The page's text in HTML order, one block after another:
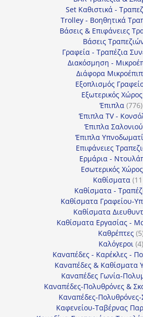
Set Καθιστικά -
Trolley - Βοηθητικά
Βάσεις & Επιφάνειες
Βάσεις
Γραφεία - Τραπέζια
Διακόσμηση -
Διάφορα
Εξοπλισμός
Εξωτερικός Χώρος
Έπιπλα 776
Έπιπλα TV -
Έπιπλα Σαλονιού
Έπιπλα
Επιφάνειες
Ερμάρια -
Εσωτερικός Χώρος
Καθίσματα
Καθίσματα -
Καθίσματα Γραφείου-
Καθίσματα
Καθίσματα Εργασίας -
Καθρέπτες 5
Καλόγεροι 44
Καναπέδες - Καρέκλες -
Καναπέδες & Καθίσματα
Καναπέδες Γωνία-
Καναπέδες-Πολυθρόνες &
Καναπέδες-Πολυθρόνες-
Καφενείου-Ταβέρνας